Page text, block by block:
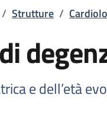
/ Strutture /
e dell’età